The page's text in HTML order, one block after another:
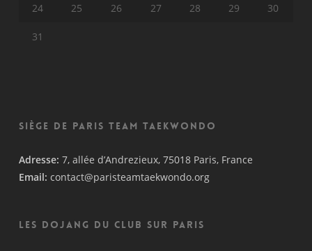
24 25 26 27 28 29 30
31
Siège de Paris Team Taekwondo
Adresse: 7, allée d’Andrezieux, 75018 Paris, France
Email: contact@paristeamtaekwondo.org
Les Dojang du Club sur Paris